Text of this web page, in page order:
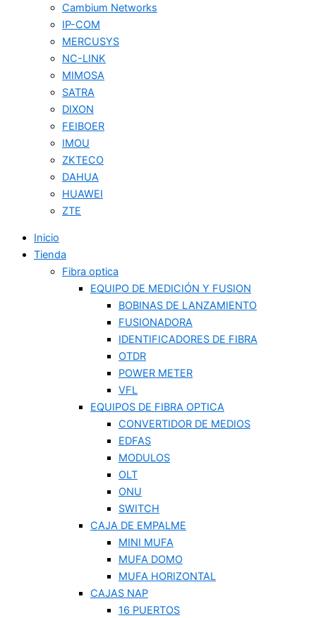
Cambium Networks
IP-COM
MERCUSYS
NC-LINK
MIMOSA
SATRA
DIXON
FEIBOER
IMOU
ZKTECO
DAHUA
HUAWEI
ZTE
Inicio
Tienda
Fibra optica
EQUIPO DE MEDICIÓN Y FUSION
BOBINAS DE LANZAMIENTO
FUSIONADORA
IDENTIFICADORES DE FIBRA
OTDR
POWER METER
VFL
EQUIPOS DE FIBRA OPTICA
CONVERTIDOR DE MEDIOS
EDFAS
MODULOS
OLT
ONU
SWITCH
CAJA DE EMPALME
MINI MUFA
MUFA DOMO
MUFA HORIZONTAL
CAJAS NAP
16 PUERTOS